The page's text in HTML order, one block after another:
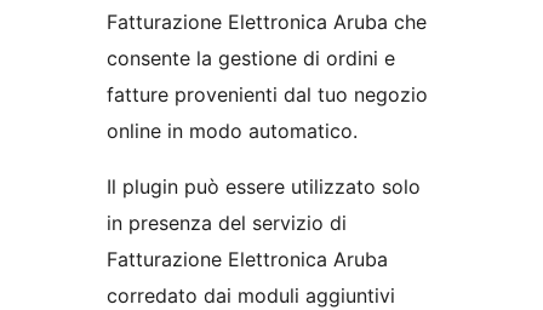
Fatturazione Elettronica Aruba che
consente la gestione di ordini e
fatture provenienti dal tuo negozio
online in modo automatico.
Il plugin può essere utilizzato solo
in presenza del servizio di
Fatturazione Elettronica Aruba
corredato dai moduli aggiuntivi